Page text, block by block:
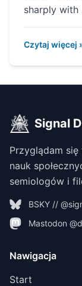
sharply with
Czytaj więcej
Signal
Przyglądam
nauk
semiologów i
BSKY //
Mastodon
Nawigacja
Start